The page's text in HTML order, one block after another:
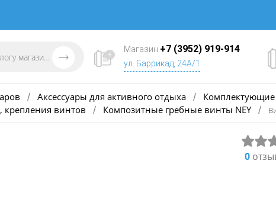
Магазин +7 (3952) 919-914
ул. Баррикад, 24А/1
/ Аксессуары для активного отдыха /
крепления винтов
/ Композитные гребные винты NEY /
0